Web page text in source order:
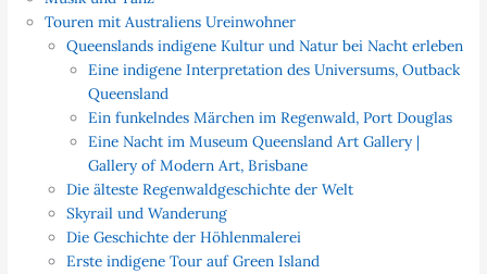
Touren mit Australiens Ureinwohner
Queenslands indigene Kultur und Natur bei Nacht erleben
Eine indigene Interpretation des Universums, Outback
Queensland
Ein funkelndes Märchen im Regenwald, Port Douglas
Eine Nacht im Museum Queensland Art Gallery |
Gallery of Modern Art, Brisbane
Die älteste Regenwaldgeschichte der Welt
Skyrail und Wanderung
Die Geschichte der Höhlenmalerei
Erste indigene Tour auf Green Island